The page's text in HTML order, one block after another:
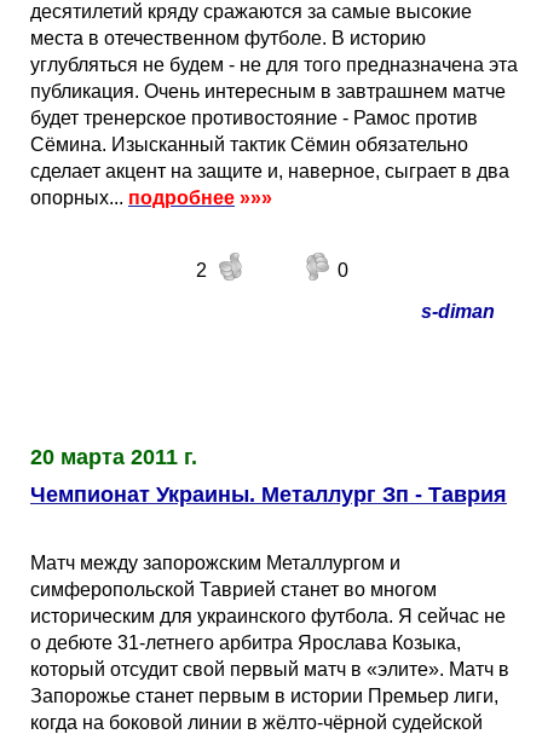
десятилетий кряду сражаются за самые высокие
места в отечественном футболе. В историю
углубляться не будем - не для того предназначена эта
публикация. Очень интересным в завтрашнем матче
будет тренерское противостояние - Рамос против
Сёмина. Изысканный тактик Сёмин обязательно
сделает акцент на защите и, наверное, сыграет в два
опорных... подробнее »»»
2
0
s-diman
20 марта 2011 г.
Чемпионат Украины. Металлург Зп - Таврия
Матч между запорожским Металлургом и
симферопольской Таврией станет во многом
историческим для украинского футбола. Я сейчас не
о дебюте 31-летнего арбитра Ярослава Козыка,
который отсудит свой первый матч в «элите». Матч в
Запорожье станет первым в истории Премьер лиги,
когда на боковой линии в жёлто-чёрной судейской